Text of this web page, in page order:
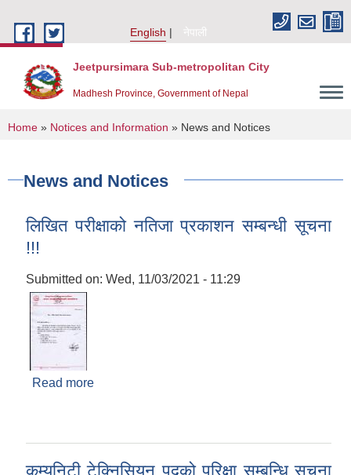
English
नेपाली
Jeetpursimara Sub-metropolitan City
Madhesh Province, Government of Nepal
You are here
Home » Notices and Information » News and Notices
News and Notices
लिखित परीक्षाको नतिजा प्रकाशन सम्बन्धी सूचना
!!!
Submitted on: Wed, 11/03/2021 - 11:29
Read more
कम्युनिटी टेक्निसियन पदको परिक्षा सम्बन्धि सूचना